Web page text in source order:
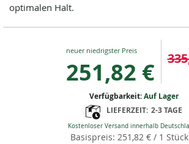
optimalen Halt.
Special
251,82 €
251,82 € / 1
Verfügbarkeit:Auf Lager
LIEFERZEIT: 2-3 TAGE
Kostenloser Versand innerhalb